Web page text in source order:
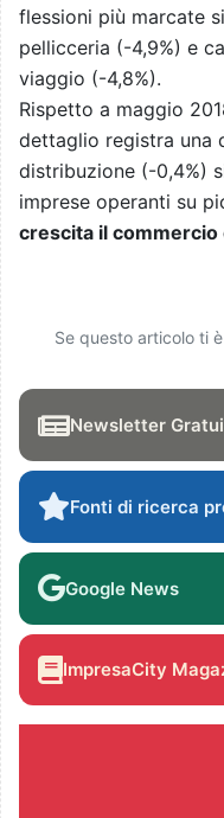
flessioni più marcate
pellicceria (-4,9%) e
viaggio (-4,8%).
Rispetto a maggio
dettaglio registra una
distribuzione (-0,4%)
imprese operanti su
crescita il
Se questo articolo ti
Newsletter
Fonti di ricerca
Google News
ImpresaCity